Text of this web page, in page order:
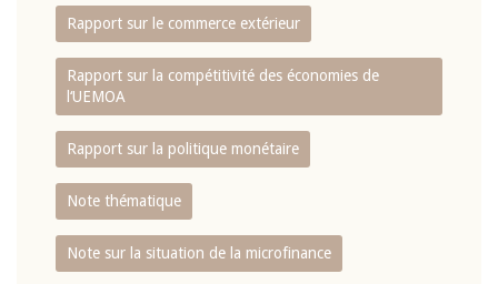
Rapport sur le commerce extérieur
Rapport sur la compétitivité des économies de
l‘UEMOA
Rapport sur la politique monétaire
Note thématique
Note sur la situation de la microfinance